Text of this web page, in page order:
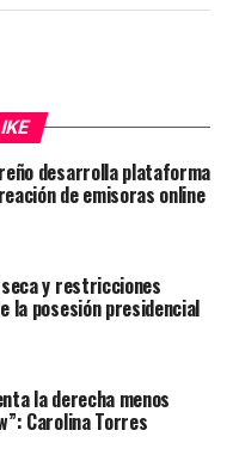
desarrolla plataforma
de emisoras online
y restricciones
la posesión presidencial
la derecha menos
Carolina Torres